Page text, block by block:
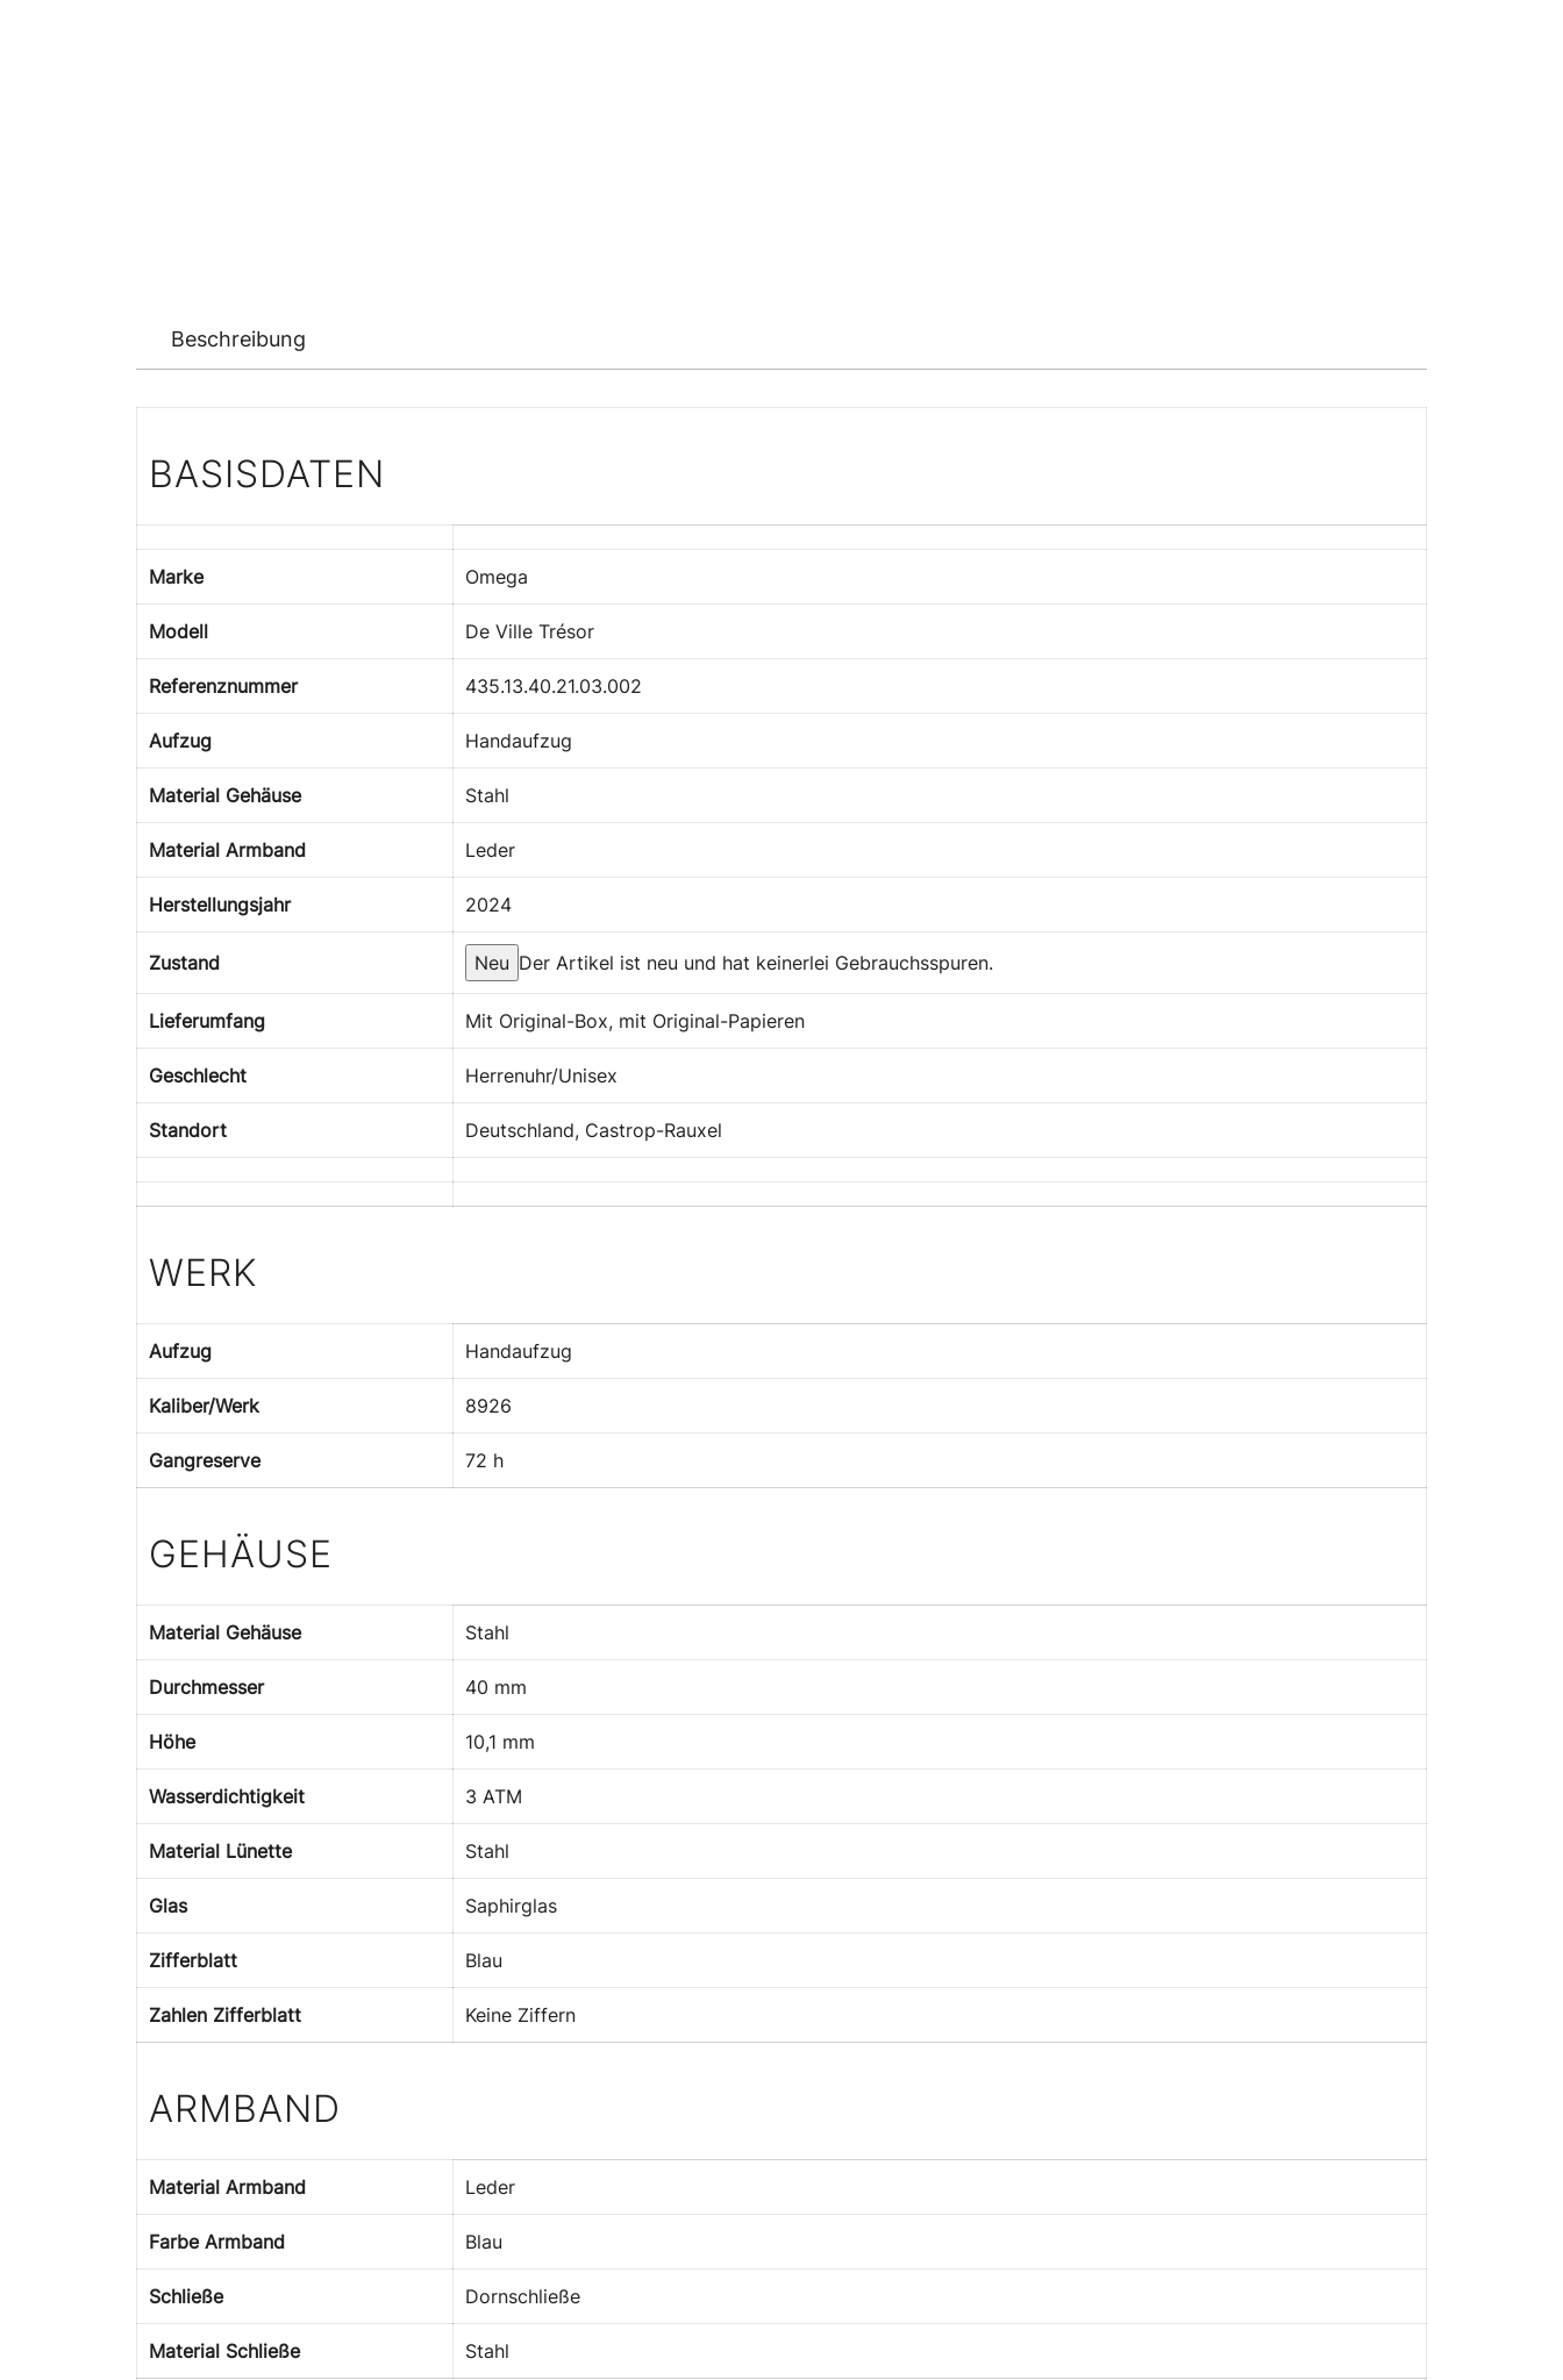
Beschreibung
BASISDATEN
Marke Omega
Modell De Ville Trésor
Referenznummer 435.13.40.21.03.002
Aufzug Handaufzug
Material Gehäuse Stahl
Material Armband Leder
Herstellungsjahr 2024
Zustand Neu Der Artikel ist neu und hat keinerlei Gebrauchsspuren.
Lieferumfang Mit Original-Box, mit Original-Papieren
Geschlecht Herrenuhr/Unisex
Standort Deutschland, Castrop-Rauxel
WERK
Aufzug Handaufzug
Kaliber/Werk 8926
Gangreserve 72 h
GEHÄUSE
Material Gehäuse Stahl
Durchmesser 40 mm
Höhe 10,1 mm
Wasserdichtigkeit 3 ATM
Material Lünette Stahl
Glas Saphirglas
Zifferblatt Blau
Zahlen Zifferblatt Keine Ziffern
ARMBAND
Material Armband Leder
Farbe Armband Blau
Schließe Dornschließe
Material Schließe Stahl